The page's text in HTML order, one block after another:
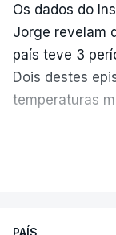
Os dados do
Jorge revelam
país teve 3
Dois destes
temperaturas
PAÍS